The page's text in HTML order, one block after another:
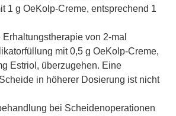
1 g OeKolp-Creme, entsprechend 1
von 2-mal
mit 0,5 g OeKolp-Creme,
Estriol, überzugehen. Eine
in höherer Dosierung ist nicht
bei Scheidenoperationen